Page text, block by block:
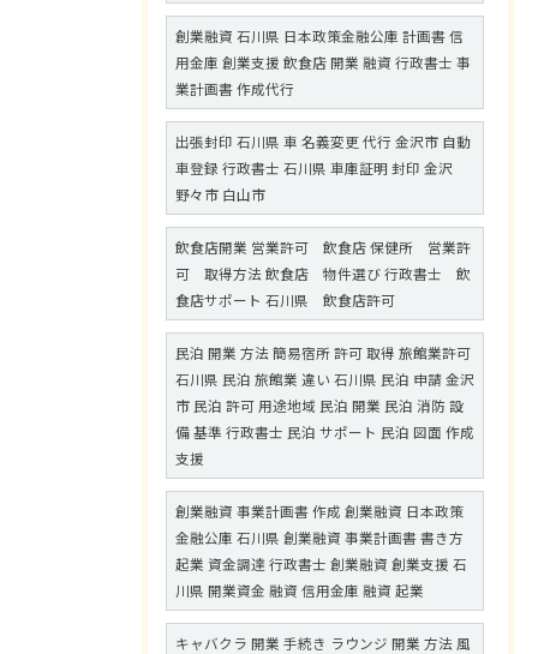
創業融資 石川県 日本政策金融公庫 計画書 信
用金庫 創業支援 飲食店 開業 融資 行政書士 事
業計画書 作成代行
出張封印 石川県 車 名義変更 代行 金沢市 自動
車登録 行政書士 石川県 車庫証明 封印 金沢
野々市 白山市
飲食店開業 営業許可 飲食店 保健所 営業許
可 取得方法 飲食店 物件選び 行政書士 飲
食店サポート 石川県 飲食店許可
民泊 開業 方法 簡易宿所 許可 取得 旅館業許可
石川県 民泊 旅館業 違い 石川県 民泊 申請 金沢
市 民泊 許可 用途地域 民泊 開業 民泊 消防 設
備 基準 行政書士 民泊 サポート 民泊 図面 作成
支援
創業融資 事業計画書 作成 創業融資 日本政策
金融公庫 石川県 創業融資 事業計画書 書き方
起業 資金調達 行政書士 創業融資 創業支援 石
川県 開業資金 融資 信用金庫 融資 起業
キャバクラ 開業 手続き ラウンジ 開業 方法 風